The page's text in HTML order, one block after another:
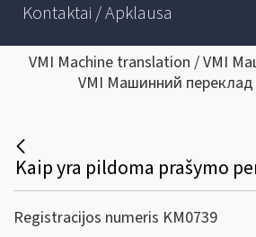
Kontaktai / Apklausa
VMI Machine translation / VMI
VMI Машинний переклад
Registracijos numeris KM0739